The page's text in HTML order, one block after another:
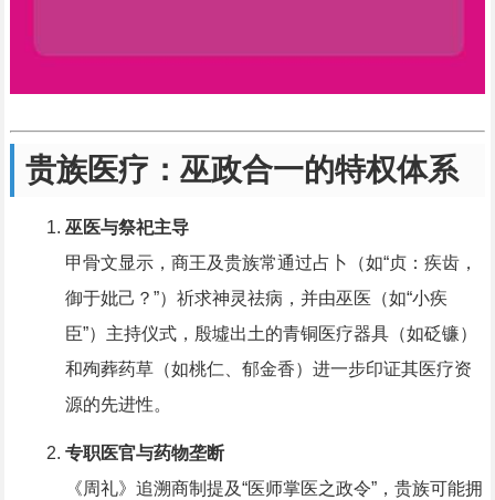
贵族医疗：巫政合一的特权体系
巫医与祭祀主导
甲骨文显示，商王及贵族常通过占卜（如“贞：疾齿，
御于妣己？”）祈求神灵祛病，并由巫医（如“小疾
臣”）主持仪式，殷墟出土的青铜医疗器具（如砭镰）
和殉葬药草（如桃仁、郁金香）进一步印证其医疗资
源的先进性。
专职医官与药物垄断
《周礼》追溯商制提及“医师掌医之政令”，贵族可能拥